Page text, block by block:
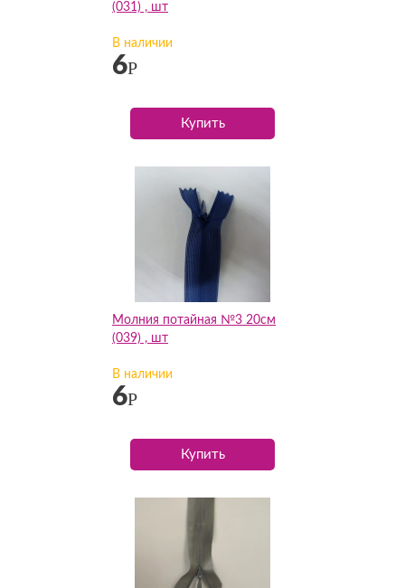
(031) , шт
В наличии
6Р
Купить
Молния потайная №3 20см
(039) , шт
В наличии
6Р
Купить